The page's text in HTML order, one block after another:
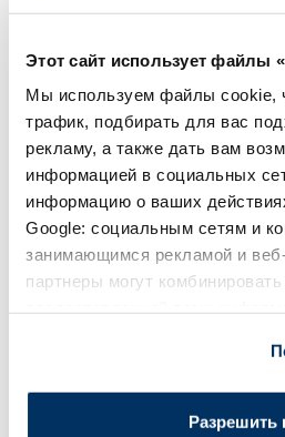
Этот сайт использует файлы
Мы используем файлы cookie,
трафик, подбирать для вас
рекламу, а также дать вам
информацией в социальных
информацию о ваших
Google: социальным сетям и
занимающимся рекламой и
партнеры могут
Разрешить
тоник для волос, 100 мл
19.69 €
В корзину
Page 1 of 10
Солнечная